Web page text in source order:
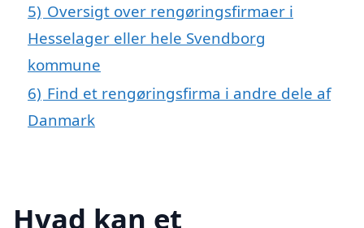
5) Oversigt over rengøringsfirmaer i
Hesselager eller hele Svendborg
kommune
6) Find et rengøringsfirma i andre dele af
Danmark
Hvad kan et